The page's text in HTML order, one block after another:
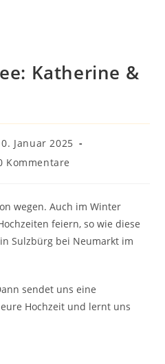
Katherine &
Januar 2025
Kommentare
wegen. Auch im Winter
feiern, so wie diese
Sulzbürg bei Neumarkt im
sendet uns eine
Hochzeit und lernt uns